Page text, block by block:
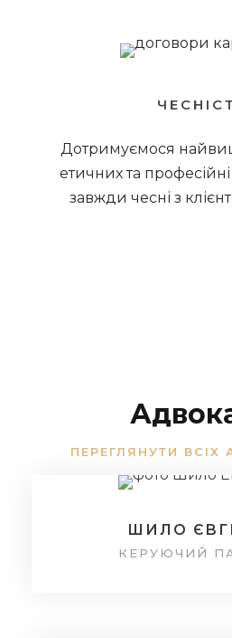
Дотримуємося
етичних та
завжди чесні з
ПЕРЕГЛЯНУТИ ВСІХ
ШИЛО
КЕРУЮЧИЙ